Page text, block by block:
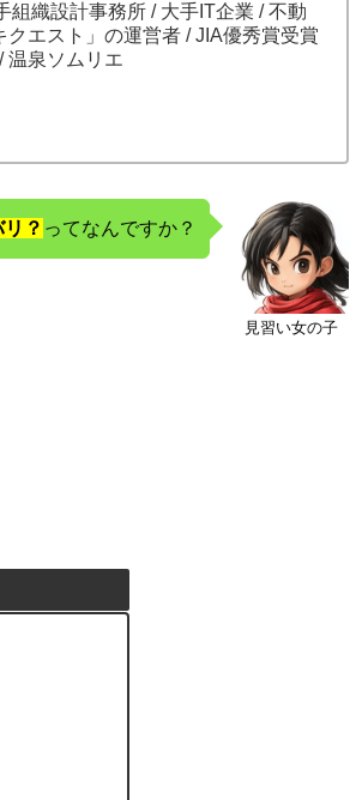
組織設計事務所 / 大手IT企業 / 不動
エスト」の運営者 / JIA優秀賞受賞
温泉ソムリエ
見習い女の子
？ ってなんですか？